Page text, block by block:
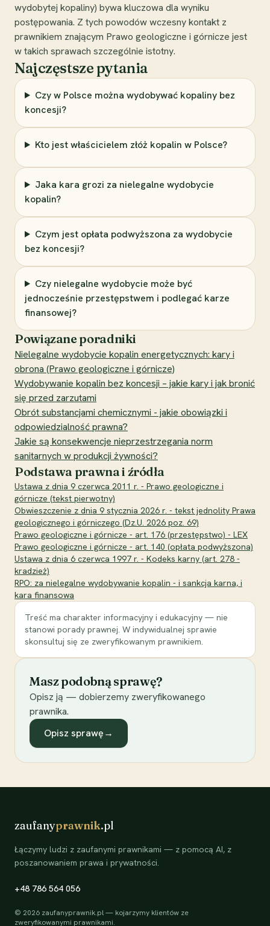
wydobytej kopaliny) bywa kluczowa dla wyniku
postępowania. Z tych powodów wczesny kontakt z
prawnikiem znającym Prawo geologiczne i górnicze jest
w takich sprawach szczególnie istotny.
Najczęstsze pytania
Czy w Polsce można wydobywać kopaliny bez
koncesji?
Kto jest właścicielem złóż kopalin w Polsce?
Jaka kara grozi za nielegalne wydobycie
kopalin?
Czym jest opłata podwyższona za wydobycie
bez koncesji?
Czy nielegalne wydobycie może być
jednocześnie przestępstwem i podlegać karze
finansowej?
Powiązane poradniki
Nielegalne wydobycie kopalin energetycznych: kary i
obrona (Prawo geologiczne i górnicze)
Wydobywanie kopalin bez koncesji – jakie kary i jak bronić
się przed zarzutami
Obrót substancjami chemicznymi - jakie obowiązki i
odpowiedzialność prawna?
Jakie są konsekwencje nieprzestrzegania norm
sanitarnych w produkcji żywności?
Podstawa prawna i źródła
Ustawa z dnia 9 czerwca 2011 r. - Prawo geologiczne i
górnicze (tekst pierwotny)
Obwieszczenie z dnia 9 stycznia 2026 r. - tekst jednolity Prawa
geologicznego i górniczego (Dz.U. 2026 poz. 69)
Prawo geologiczne i górnicze - art. 176 (przestępstwo) - LEX
Prawo geologiczne i górnicze - art. 140 (opłata podwyższona)
Ustawa z dnia 6 czerwca 1997 r. - Kodeks karny (art. 278 -
kradzież)
RPO: za nielegalne wydobywanie kopalin - i sankcja karna, i
kara finansowa
Treść ma charakter informacyjny i edukacyjny — nie
stanowi porady prawnej. W indywidualnej sprawie
skonsultuj się ze zweryfikowanym prawnikiem.
Masz podobną sprawę?
Opisz ją — dobierzemy zweryfikowanego
prawnika.
Opisz sprawę→
zaufanyprawnik.pl
Łączymy ludzi z zaufanymi prawnikami — z pomocą AI, z
poszanowaniem prawa i prywatności.
+48 786 564 056
© 2026 zaufanyprawnik.pl — kojarzymy klientów ze
zweryfikowanymi prawnikami.